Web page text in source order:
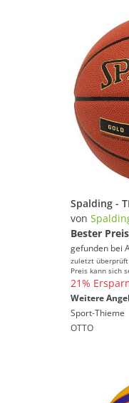
von
Bester Preis
gefunden bei
zuletzt
Preis kann sich
21%
Weitere
Sport-Thieme
OTTO